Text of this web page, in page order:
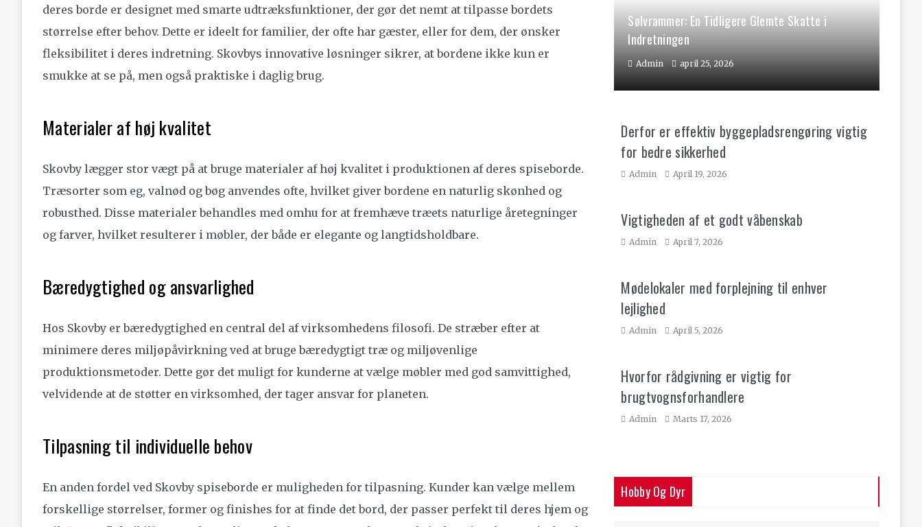
deres borde er designet med smarte udtræksfunktioner, der gør det nemt at tilpasse bordets
størrelse efter behov. Dette er ideelt for familier, der ofte har gæster, eller for dem, der ønsker
fleksibilitet i deres indretning. Skovbys innovative løsninger sikrer, at bordene ikke kun er
smukke at se på, men også praktiske i daglig brug.
Materialer af høj kvalitet
Skovby lægger stor vægt på at bruge materialer af høj kvalitet i produktionen af deres spiseborde.
Træsorter som eg, valnød og bøg anvendes ofte, hvilket giver bordene en naturlig skønhed og
robusthed. Disse materialer behandles med omhu for at fremhæve træets naturlige åretegninger
og farver, hvilket resulterer i møbler, der både er elegante og langtidsholdbare.
Bæredygtighed og ansvarlighed
Hos Skovby er bæredygtighed en central del af virksomhedens filosofi. De stræber efter at
minimere deres miljøpåvirkning ved at bruge bæredygtigt træ og miljøvenlige
produktionsmetoder. Dette gør det muligt for kunderne at vælge møbler med god samvittighed,
velvidende at de støtter en virksomhed, der tager ansvar for planeten.
Tilpasning til individuelle behov
En anden fordel ved Skovby spiseborde er muligheden for tilpasning. Kunder kan vælge mellem
forskellige størrelser, former og finishes for at finde det bord, der passer perfekt til deres hjem og
Sølvrammer: En Tidligere Glemte Skatte i
Indretningen
Admin april 25, 2026
Derfor er effektiv byggepladsrengøring vigtig
for bedre sikkerhed
Admin April 19, 2026
Vigtigheden af et godt våbenskab
Admin April 7, 2026
Mødelokaler med forplejning til enhver
lejlighed
Admin April 5, 2026
Hvorfor rådgivning er vigtig for
brugtvognsforhandlere
Admin Marts 17, 2026
Hobby Og Dyr